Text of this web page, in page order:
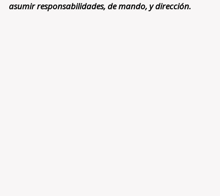
asumir responsabilidades, de mando, y dirección.